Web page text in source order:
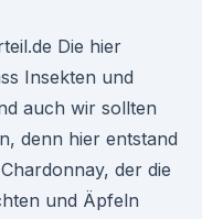
Die hier
Insekten und
auch wir sollten
denn hier entstand
der die
und Äpfeln